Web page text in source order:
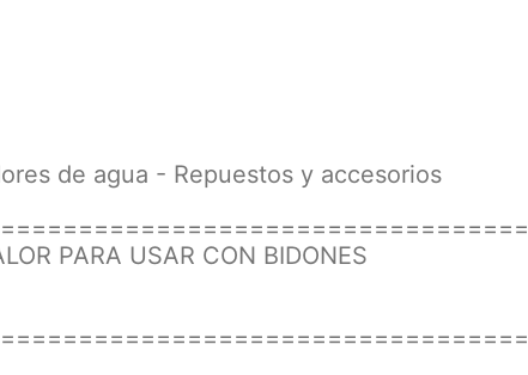
de agua - Repuestos y accesorios
PARA USAR CON BIDONES